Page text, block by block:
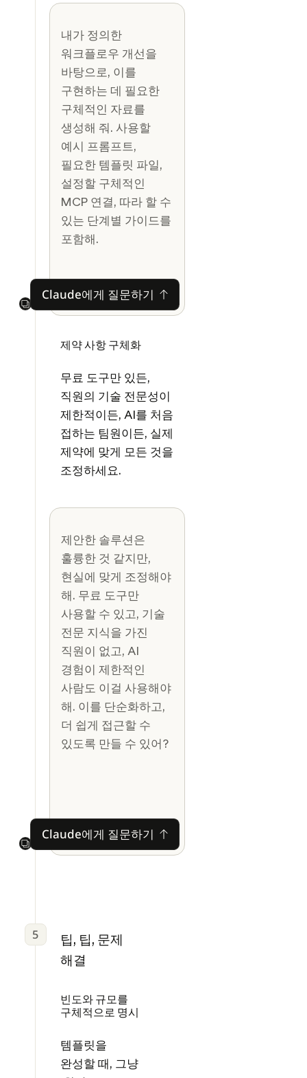
내가 정의한
워크플로우 개선을
바탕으로, 이를
구현하는 데 필요한
구체적인 자료를
생성해 줘. 사용할
예시 프롬프트,
필요한 템플릿 파일,
설정할 구체적인
MCP 연결, 따라 할 수
있는 단계별 가이드를
포함해.
Next
Claude에게 질문하기Claude에게 질문하기
제약 사항 구체화
무료 도구만 있든,
직원의 기술 전문성이
제한적이든, AI를 처음
접하는 팀원이든, 실제
제약에 맞게 모든 것을
조정하세요.
제안한 솔루션은
훌륭한 것 같지만,
현실에 맞게 조정해야
해. 무료 도구만
사용할 수 있고, 기술
전문 지식을 가진
직원이 없고, AI
경험이 제한적인
사람도 이걸 사용해야
해. 이를 단순화하고,
더 쉽게 접근할 수
있도록 만들 수 있어?
Next
Claude에게 질문하기Claude에게 질문하기
5
팁, 팁, 문제
해결
빈도와 규모를
구체적으로 명시
템플릿을
완성할 때, 그냥